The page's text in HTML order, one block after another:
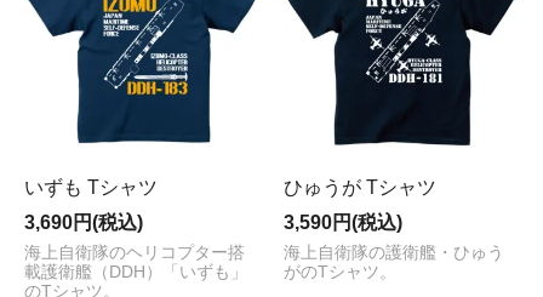
いずも Tシャツ
3,690円(税込)
海上自衛隊のヘリコプター搭
載護衛艦（DDH）「いずも」
のTシャツ。
ひゅうが Tシャツ
3,590円(税込)
海上自衛隊の護衛艦・ひゅう
がのTシャツ。